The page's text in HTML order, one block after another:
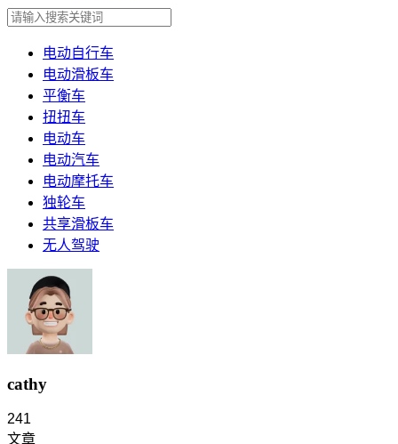
电动自行车
电动滑板车
平衡车
扭扭车
电动车
电动汽车
电动摩托车
独轮车
共享滑板车
无人驾驶
cathy
241
文章